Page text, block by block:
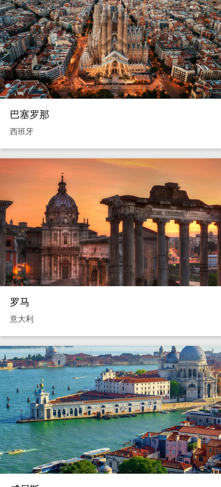
巴塞罗那
西班牙
罗马
意大利